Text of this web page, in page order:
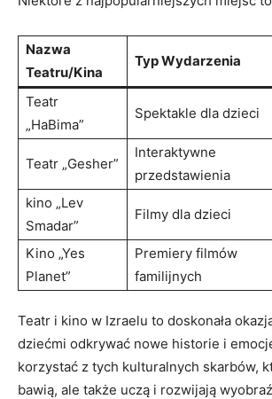
Nazwa
Teatru/Kina
Typ Wydarzenia
Teatr
„HaBima”
Spektakle dla dzieci
Teatr „Gesher”
Interaktywne
przedstawienia
kino „Lev
Smadar”
Filmy dla dzieci
Kino „Yes
Planet”
Premiery filmów
familijnych
Teatr i kino w Izraelu to doskonała
dziećmi odkrywać nowe historie i
korzystać z tych kulturalnych skarbów,
bawią, ale także uczą i rozwijają